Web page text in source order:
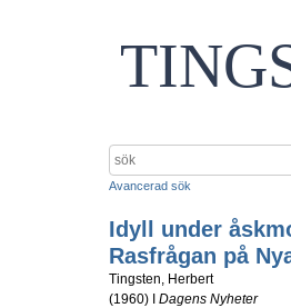
Avancerad sök
Idyll under
Rasfrågan på
Tingsten, Herbert
(1960) I Dagens Nyheter